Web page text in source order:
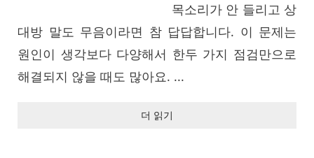
목소리가 안 들리고 상
대방 말도 무음이라면 참 답답합니다. 이 문제는
원인이 생각보다 다양해서 한두 가지 점검만으로
해결되지 않을 때도 많아요. ...
더 읽기